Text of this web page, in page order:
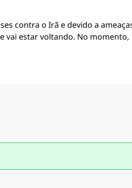
contra o Irã e devido a
vai estar voltando. No momento,